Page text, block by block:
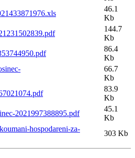
46.1
Kb
144.7
Kb
86.4
Kb
66.7
Kb
83.9
Kb
2021997388895.pdf
45.1
Kb
hospodareni-za-
303 Kb